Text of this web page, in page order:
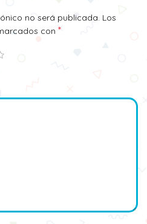
no será publicada. Los
con *